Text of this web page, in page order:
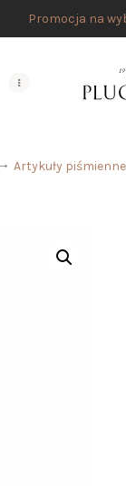
Promocja na
Artykuły piśmienne